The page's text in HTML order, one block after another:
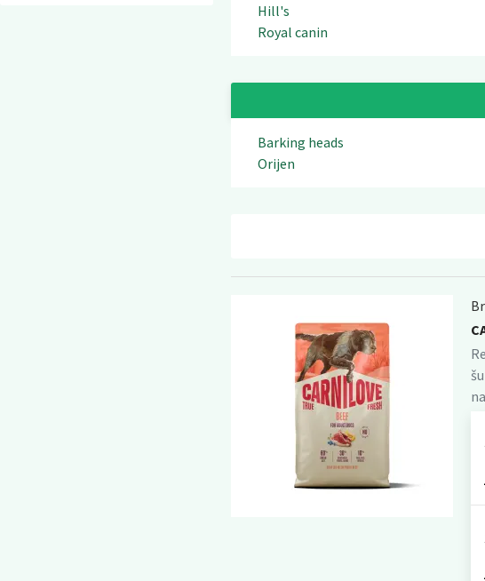
Hill's
Royal canin
Barking heads
Orijen